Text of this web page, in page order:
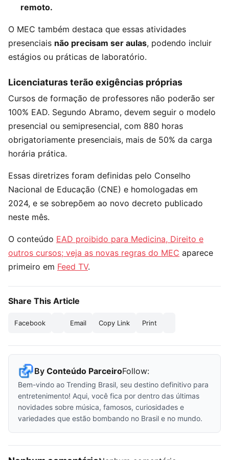
remoto.
O MEC também destaca que essas atividades
presenciais não precisam ser aulas, podendo incluir
estágios ou práticas de laboratório.
Licenciaturas terão exigências próprias
Cursos de formação de professores não poderão ser
100% EAD. Segundo Abramo, devem seguir o modelo
presencial ou semipresencial, com 880 horas
obrigatoriamente presenciais, mais de 50% da carga
horária prática.
Essas diretrizes foram definidas pelo Conselho
Nacional de Educação (CNE) e homologadas em
2024, e se sobrepõem ao novo decreto publicado
neste mês.
O conteúdo EAD proibido para Medicina, Direito e
outros cursos; veja as novas regras do MEC aparece
primeiro em Feed TV.
Share This Article
Facebook Email Copy Link Print
By Conteúdo ParceiroFollow:
Bem-vindo ao Trending Brasil, seu destino definitivo para
entretenimento! Aqui, você fica por dentro das últimas
novidades sobre música, famosos, curiosidades e
variedades que estão bombando no Brasil e no mundo.